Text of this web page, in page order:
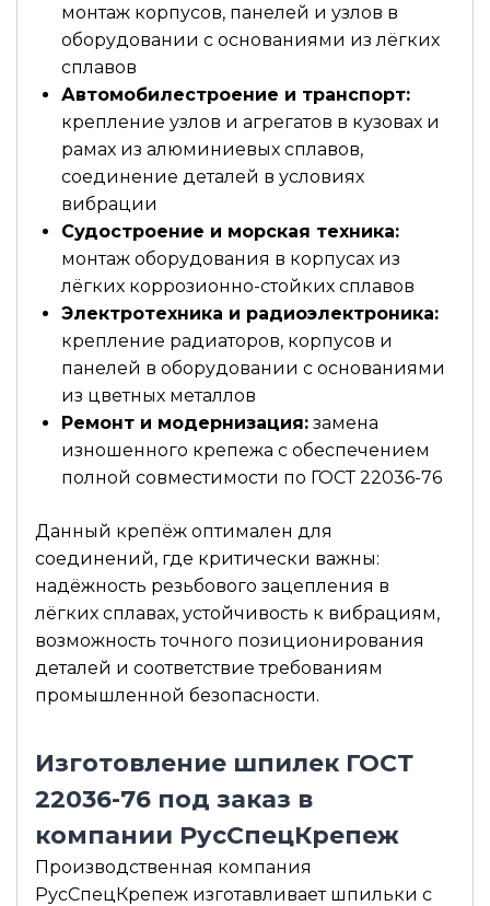
монтаж корпусов, панелей и узлов в
оборудовании с основаниями из лёгких
сплавов
Автомобилестроение и транспорт:
крепление узлов и агрегатов в кузовах и
рамах из алюминиевых сплавов,
соединение деталей в условиях
вибрации
Судостроение и морская техника:
монтаж оборудования в корпусах из
лёгких коррозионно-стойких сплавов
Электротехника и радиоэлектроника:
крепление радиаторов, корпусов и
панелей в оборудовании с основаниями
из цветных металлов
Ремонт и модернизация: замена
изношенного крепежа с обеспечением
полной совместимости по ГОСТ 22036-76
Данный крепёж оптимален для
соединений, где критически важны:
надёжность резьбового зацепления в
лёгких сплавах, устойчивость к вибрациям,
возможность точного позиционирования
деталей и соответствие требованиям
промышленной безопасности.
Изготовление шпилек ГОСТ
22036-76 под заказ в
компании РусСпецКрепеж
Производственная компания
РусСпецКрепеж изготавливает шпильки с